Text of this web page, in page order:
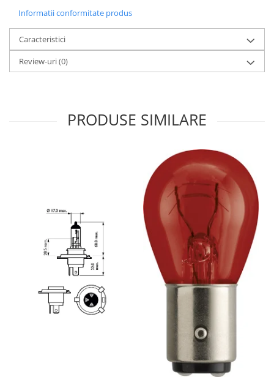
Informatii conformitate produs
Caracteristici
Review-uri(0)
PRODUSE SIMILARE